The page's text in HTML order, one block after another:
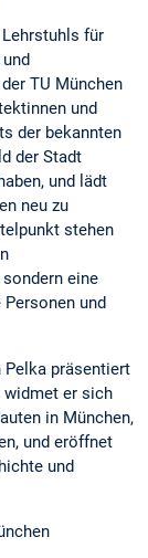
für
TU München
und
der bekannten
der Stadt
und lädt
neu zu
stehen
eine
und
Pelka präsentiert
widmet er sich
in München,
und eröffnet
und